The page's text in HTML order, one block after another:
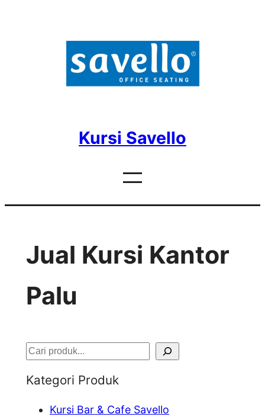
Kursi Savello
Jual Kursi Kantor
Palu
S
Kategori Produk
Kursi Bar & Cafe Savello